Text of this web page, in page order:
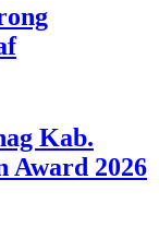
Kab.
Award 2026